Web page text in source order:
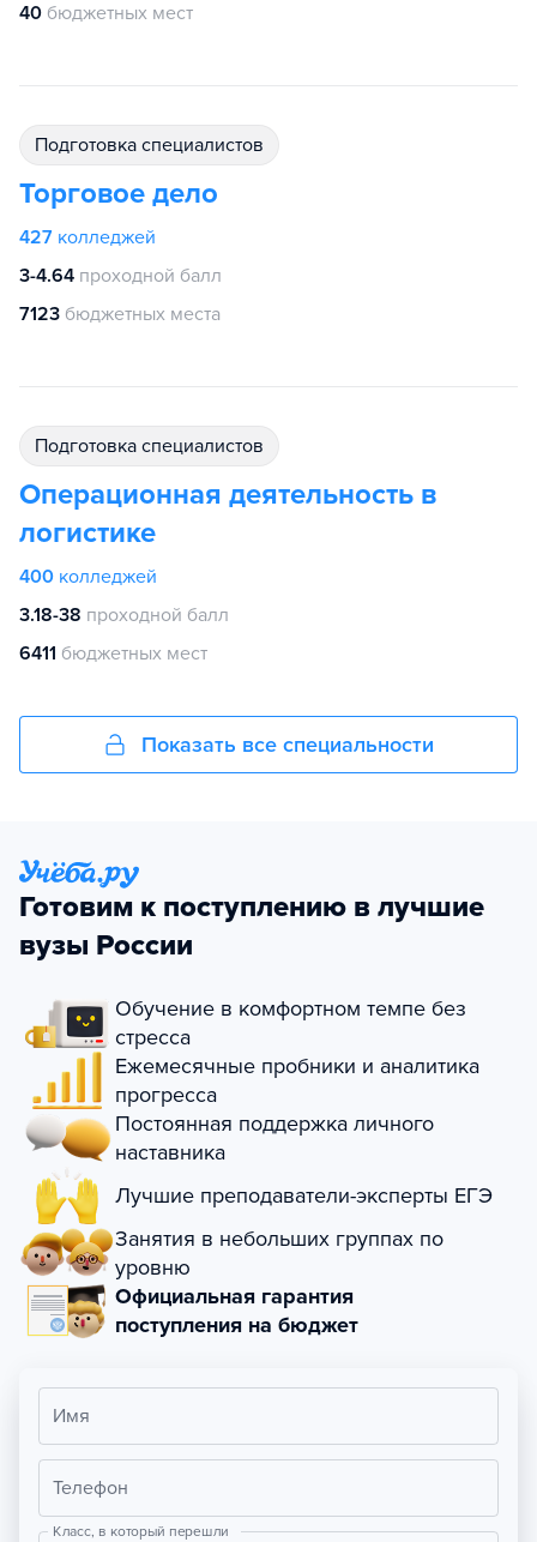
40 бюджетных мест
подготовка специалистов
Торговое дело
427 колледжей
3-4.64 проходной балл
7123 бюджетных места
подготовка специалистов
Операционная деятельность в
логистике
400 колледжей
3.18-38 проходной балл
6411 бюджетных мест
Показать все специальности
Готовим к поступлению в лучшие
вузы России
Обучение в комфортном темпе без
стресса
Ежемесячные пробники и аналитика
прогресса
Постоянная поддержка личного
наставника
Лучшие преподаватели-эксперты ЕГЭ
Занятия в небольших группах по
уровню
Официальная гарантия
поступления на бюджет
Имя
Телефон
Класс, в который перешли